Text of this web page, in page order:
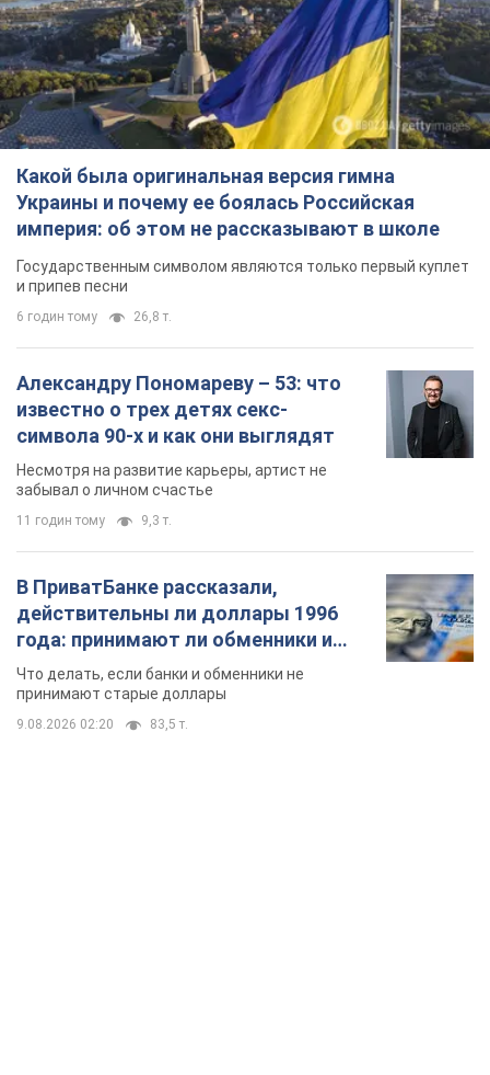
Какой была оригинальная версия гимна
Украины и почему ее боялась Российская
империя: об этом не рассказывают в школе
Государственным символом являются только первый куплет
и припев песни
6 годин тому 26,8 т.
Александру Пономареву – 53: что
известно о трех детях секс-
символа 90-х и как они выглядят
Несмотря на развитие карьеры, артист не
забывал о личном счастье
11 годин тому 9,3 т.
В ПриватБанке рассказали,
действительны ли доллары 1996
года: принимают ли обменники и
банки такие купюры
Что делать, если банки и обменники не
принимают старые доллары
9.08.2026 02:20 83,5 т.